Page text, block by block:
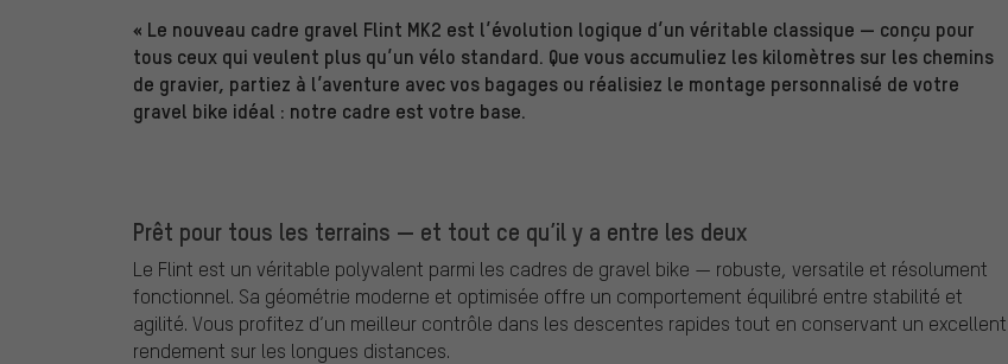
« Le nouveau cadre gravel Flint MK2 est l’évolution logique d’un véritable classique — conçu pour
tous ceux qui veulent plus qu’un vélo standard. Que vous accumuliez les kilomètres sur les chemins
de gravier, partiez à l’aventure avec vos bagages ou réalisiez le montage personnalisé de votre
gravel bike idéal : notre cadre est votre base.
Prêt pour tous les terrains — et tout ce qu’il y a entre les deux
Le Flint est un véritable polyvalent parmi les cadres de gravel bike — robuste, versatile et résolument
fonctionnel. Sa géométrie moderne et optimisée offre un comportement équilibré entre stabilité et
agilité. Vous profitez d’un meilleur contrôle dans les descentes rapides tout en conservant un excellent
rendement sur les longues distances.